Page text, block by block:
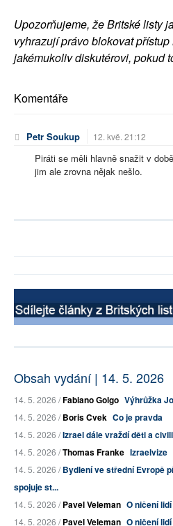
Upozorňujeme, že Britské listy
vyhrazují právo blokovat
jakémukoliv diskutérovi, pokud
Komentáře
Petr Soukup 12. kvě. 21:12
Piráti se měli hlavně snažit v
jim ale zrovna nějak nešlo.
Obsah vydání | 14. 5. 2026
14. 5. 2026 /Fabiano Golgo Výhrůžka
14. 5. 2026 /Boris Cvek Co je pravda
14. 5. 2026 /Izrael dále vraždí děti a
14. 5. 2026 /Thomas Franke Izraelvize
14. 5. 2026 /Bydlení ve střední Evropě
spojuje st...
14. 5. 2026 /Pavel Veleman O ničení lidí
14. 5. 2026 /Pavel Veleman O ničení